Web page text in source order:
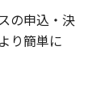
の申込・決
り簡単に